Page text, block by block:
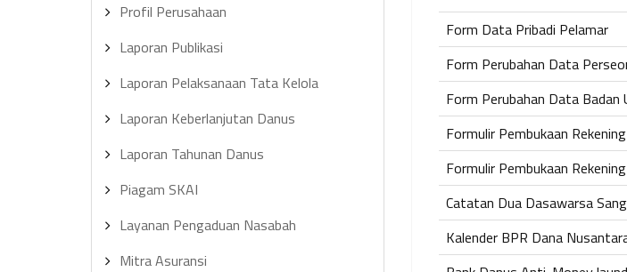
Profil Perusahaan
Laporan Publikasi
Laporan Pelaksanaan Tata Kelola
Laporan Keberlanjutan Danus
Laporan Tahunan Danus
Piagam SKAI
Layanan Pengaduan Nasabah
Mitra Asuransi
Form Data Pribadi Pelamar
Form Perubahan Data
Form Perubahan Data Badan
Formulir Pembukaan
Formulir Pembukaan
Catatan Dua Dasawarsa
Kalender BPR Dana